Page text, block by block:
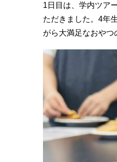
1 日目は、学内ツア
ただきました。 4年
がら大満足なおやつ